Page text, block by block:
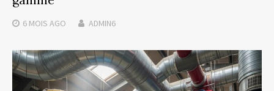
6 MOIS AGO ADMIN6